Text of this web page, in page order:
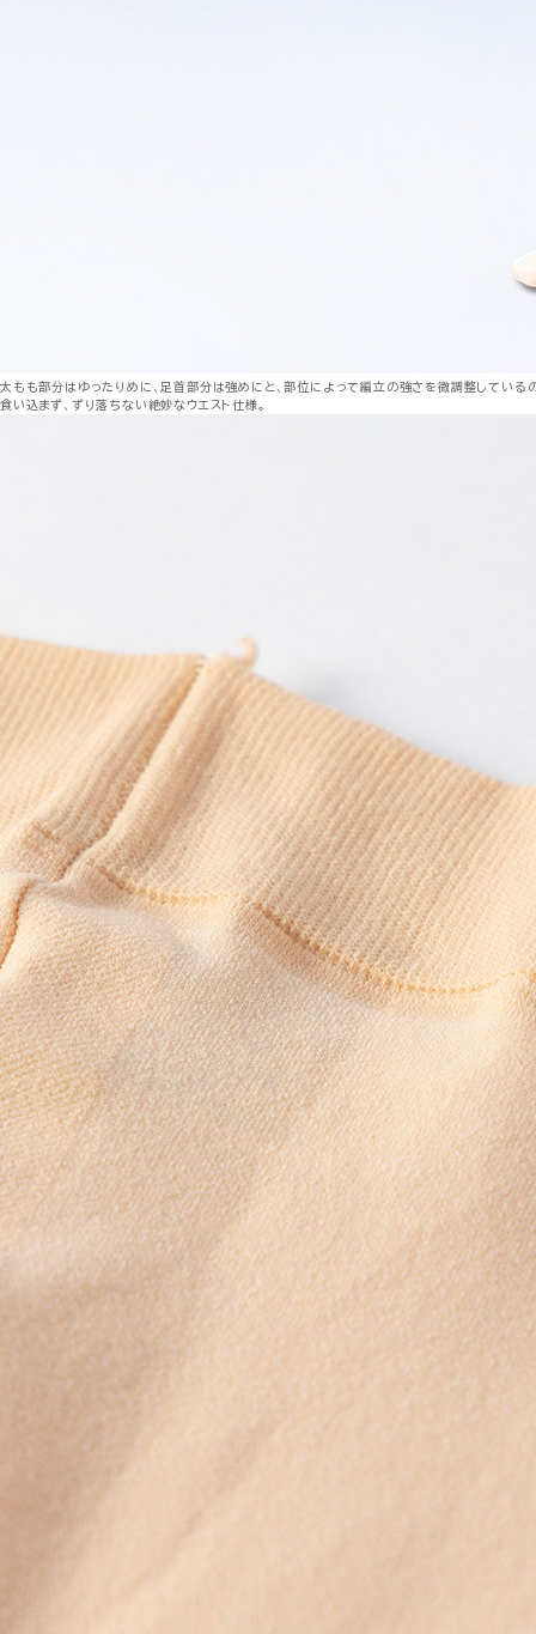
太もも部分はゆったりめに、足首部分は強めにと、部位によって編立の強さを微調整している
食い込まず、ずり落ちない絶妙なウエスト仕様。